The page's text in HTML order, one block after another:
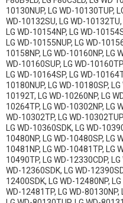
LG WD-80250SUP
LG WD-80250TUP
LG WD-80260S
LG WD-80264NP
LG WD-80264TP
LG WD-80267N
LG WD-80302NUP
LG WD-80302SUP
10130NUP, LG WD-10130TUP,
WD-10132SU, LG WD-
LG WD-10154NP, LG WD-
LG WD-10155NUP, LG WD-
10158NP, LG WD-10160NP, LG
WD-10160SUP, LG WD-
LG WD-10164SP, LG WD-
10180NUP, LG WD-10180SP,
10192T, LG WD-10260NP, LG
10264TP, LG WD-10302NP, LG
WD-10302TP, LG WD-
LG WD-10360SDK, LG WD-
10480NP, LG WD-10480SP, LG
10481NP, LG WD-10481TP, LG
10490TP, LG WD-12330CDP,
WD-12360SDK, LG WD-
12400SDK, LG WD-12480NP,
WD-12481TP, LG WD-80130NP,